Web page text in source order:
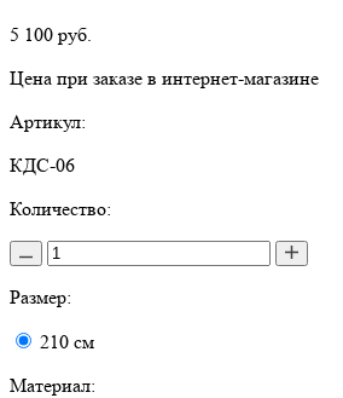
5 100 руб.
Цена при заказе в интернет-магазине
Артикул:
КДС-06
Количество:
Размер:
210 см
Материал: